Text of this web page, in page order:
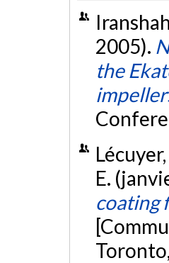
2005).
the
E.
coating